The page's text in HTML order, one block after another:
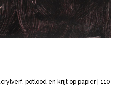
potlood en krijt op papier | 110